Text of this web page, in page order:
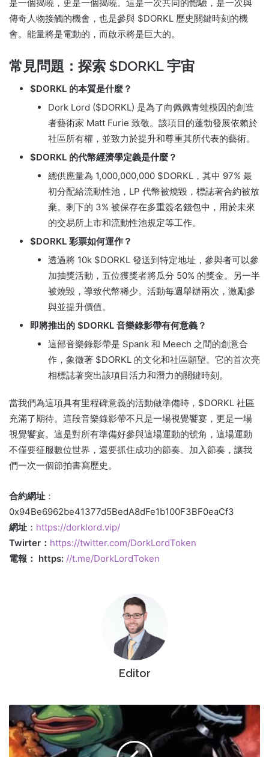
是一個揭曉，更是一個揭曉。 這是一次共同的體驗，是一次與
傳奇人物接觸的機會，也是參與 $DORKL 歷史關鍵時刻的機
會。 能量將是電動的，而啟示將是巨大的。
常見問題：探索 $DORKL 宇宙
$DORKL 的本質是什麼？
Dork Lord ($DORKL) 是為了向佩佩青蛙模因的創造
者藝術家 Matt Furie 致敬。 該項目的蓬勃發展依賴於
社區所有權，並致力於提升和尊重其所代表的藝術。
$DORKL 的代幣經濟學定義是什麼？
總供應量為 1,000,000,000 $DORKL，其中 97% 最
初分配給流動性池，LP 代幣被燒毀，標誌著合約被放
棄。 剩下的 3% 被保存在多重簽名錢包中，用於未來
的交易所上市和流動性池規定等工作。
$DORKL 彩票如何運作？
透過將 10k $DORKL 發送到特定地址，參與者可以參
加抽獎活動，五位獲獎者將瓜分 50% 的獎金。
另一半
被燒毀，導致代幣稀少。 活動每週舉辦兩次，激勵參
與並提升價值。
即將推出的 $DORKL 音樂錄影帶有何意義？
這部音樂錄影帶是 Spank 和 Meech 之間的創意合
作，象徵著 $DORKL 的文化和社區願望。 它的首次亮
相標誌著突出該項目活力和潛力的關鍵時刻。
當我們為這項具有里程碑意義的活動做準備時，$DORKL 社區
充滿了期待。 這段音樂錄影帶不只是一場視覺饗宴，更是一場
視覺饗宴。 這是對所有準備好參與這場運動的號角，這場運動
不僅要征服數位世界，還要抓住成功的節奏。 加入節奏，讓我
們一次一個節拍書寫歷史。
合約網址 ：
0x94Be6962be41377d5BedA8dFe1b100F3BF0eaCf3
網址 ： https://dorklord.vip/
Twirter： https://twitter.com/DorkLordToken
電報： https: //t.me/DorkLordToken
Editor